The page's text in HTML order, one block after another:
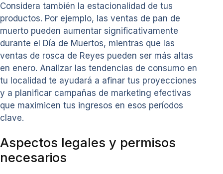
Considera también la estacionalidad de tus
productos. Por ejemplo, las ventas de pan de
muerto pueden aumentar significativamente
durante el Día de Muertos, mientras que las
ventas de rosca de Reyes pueden ser más altas
en enero. Analizar las tendencias de consumo en
tu localidad te ayudará a afinar tus proyecciones
y a planificar campañas de marketing efectivas
que maximicen tus ingresos en esos períodos
clave.
Aspectos legales y permisos
necesarios